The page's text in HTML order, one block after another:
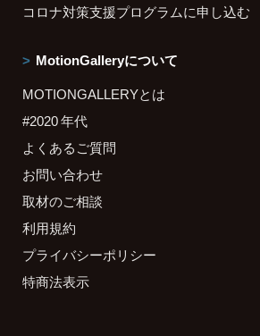
コロナ対策支援プログラムに申し込む
MotionGalleryについて
MOTIONGALLERYとは
#2020 年代
よくあるご質問
お問い合わせ
取材のご相談
利用規約
プライバシーポリシー
特商法表示